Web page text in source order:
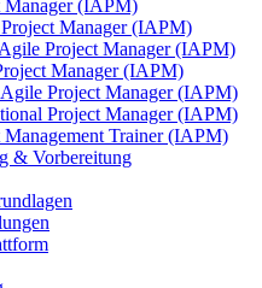
Manager (IAPM)
Manager (IAPM)
Project Manager (IAPM)
Manager (IAPM)
Project Manager (IAPM)
Project Manager (IAPM)
Trainer (IAPM)
& Vorbereitung